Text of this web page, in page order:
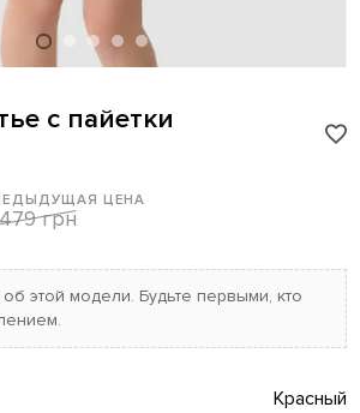
с пайетки
ЦЕНА
грн
этой модели. Будьте первыми, кто
Красный